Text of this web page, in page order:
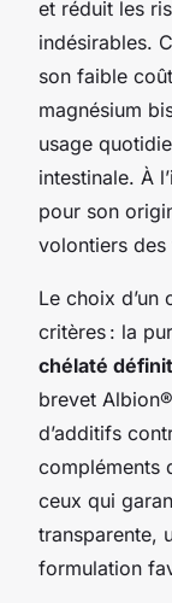
et réduit les
indésirables.
son faible
magnésium
usage
intestinale. À
pour son
volontiers
Le choix d’un
critères : la
chélaté
brevet
d’additifs
compléments
ceux qui
transparente,
formulation